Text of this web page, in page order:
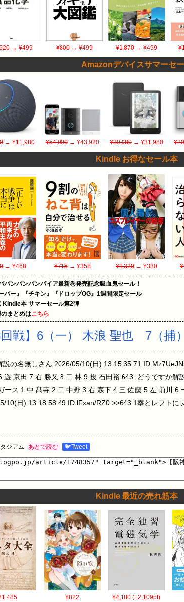
→ ¥499 ¥800→ ¥499 ¥1,870 → ¥499
Amazonデバイスサマーセ
→ ¥11,980 ¥54,900→ ¥43,920 ¥39,980→ ¥31,980
Kindle お得なセール本
→ ¥468 ¥715→ ¥358 ¥1,320→ ¥330
バンバンバンパイア最新巻発売記念吸血鬼セール！
バー』『チキン』『ドロップOG』1週間限定セール
Kindle本 サマーセール第2弾
まとめはこちら
回戦】6（一） 木浪 聖也 7（捕
説の名無しさん 2026/05/10(日) 13:15:35.71
遊 京田 7 右 勝又 8 二 林 9 投 石田裕 643: どうですか
ース 1 中 髙寺 2 二 中野 3 右 森下 4 三 佐藤 5 左 前川
10(日) 13:18:58.49 ID:lFxan/RZ0 >>643 1塁とレフトに
ジアム あとで読む 🐦Tweet
Kindle 最近の売れ筋本
¥822 ¥4,180 (+2,109pt)